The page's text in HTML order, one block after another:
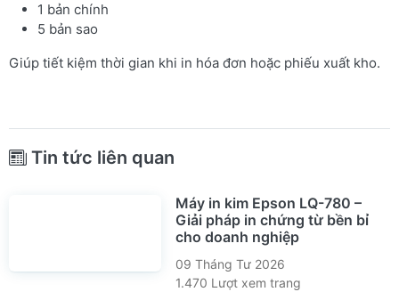
1 bản chính
5 bản sao
Giúp tiết kiệm thời gian khi in hóa đơn hoặc phiếu xuất kho.
Tin tức liên quan
Máy in kim Epson LQ-780 –
Giải pháp in chứng từ bền bỉ
cho doanh nghiệp
09 Tháng Tư 2026
1.470 Lượt xem trang